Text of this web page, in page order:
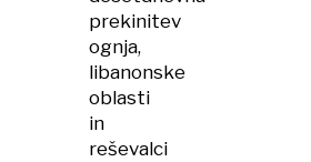
prekinitev
ognja,
libanonske
oblasti
in
reševalci